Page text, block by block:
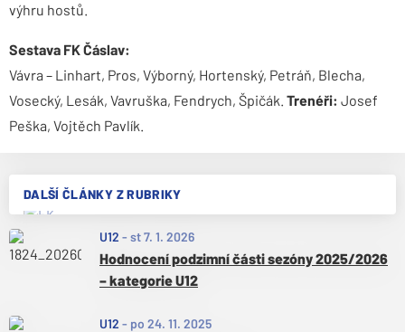
DALŠÍ ČLÁNKY Z RUBRIKY
U12 - st 7. 1. 2026
Hodnocení podzimní části sezóny 2025/2026
– kategorie U12
U12 - po 24. 11. 2025
výhru hostů.
Sestava FK Čáslav:
Vávra – Linhart, Pros, Výborný, Hortenský, Petráň, Blecha,
Vosecký, Lesák, Vavruška, Fendrych, Špičák. Trenéři: Josef
Peška, Vojtěch Pavlík.